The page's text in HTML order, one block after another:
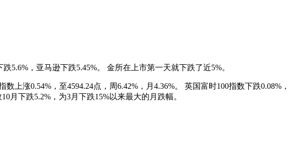
5.6%，亚马逊下跌5.45%。 金所在上市第一天就下跌了近5%。
上涨0.54%，至4594.24点，周6.42%，月4.36%。 英国富时100指数下跌0.08%，
月下跌5.2%，为3月下跌15%以来最大的月跌幅。